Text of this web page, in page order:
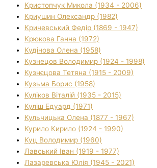
Кристопчук Микола (1934 - 2006)
Криушин Олександр (1982)
Кричевський Федір (1869 - 1947)
Крюкова Ганна (1972)
Кудінова Олена (1958)
Кузнецов Володимир (1924 - 1998)
Кузнєцова Тетяна (1915 - 2009)
Кузьма Борис (1958)
Куліков Віталій (1935 - 2015)
Куліш Едуард (1971)
Кульчицька Олена (1877 - 1967)
Курило Кирило (1924 - 1990)
Куц Володимир (1960)
Лавський Іван (1919 - 1977)
Лазаревська Юлія (1945 - 2021)